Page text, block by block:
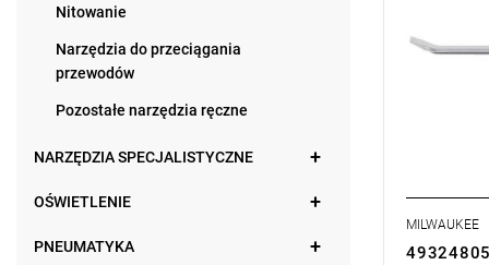
Nitowanie
Narzędzia do przeciągania
przewodów
Pozostałe narzędzia ręczne
NARZĘDZIA SPECJALISTYCZNE
OŚWIETLENIE
PNEUMATYKA
łatwością i
MILWAUKEE